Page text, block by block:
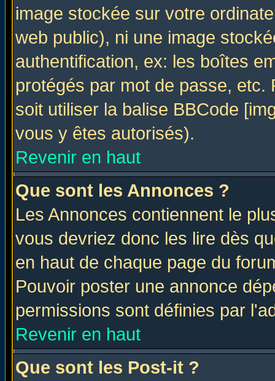
image stockée sur votre
web public), ni une image
authentification, ex: les boîtes
protégés par mot de passe,
soit utiliser la balise BBCode
vous y êtes autorisés).
Revenir en haut
Que sont les Annonces ?
Les Annonces contiennent le
vous devriez donc les lire dès
en haut de chaque page du
Pouvoir poster une annonce
permissions sont définies par
Revenir en haut
Que sont les Post-it ?